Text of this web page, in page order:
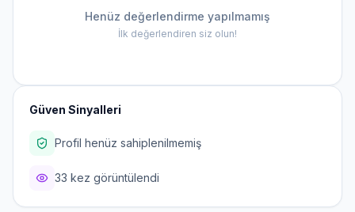
Henüz değerlendirme yapılmamış
İlk değerlendiren siz olun!
Güven Sinyalleri
Profil henüz sahiplenilmemiş
33 kez görüntülendi